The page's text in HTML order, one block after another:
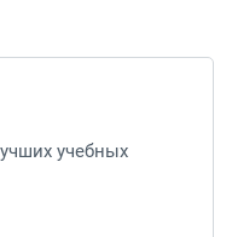
учебных